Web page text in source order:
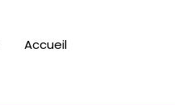
Accueil